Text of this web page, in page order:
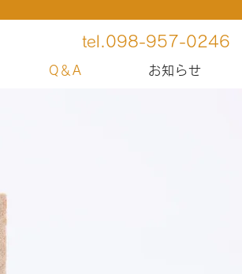
tel.098-957-0246
Q＆A お知らせ